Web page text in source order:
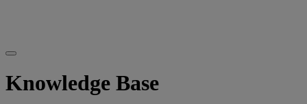
Knowledge Base